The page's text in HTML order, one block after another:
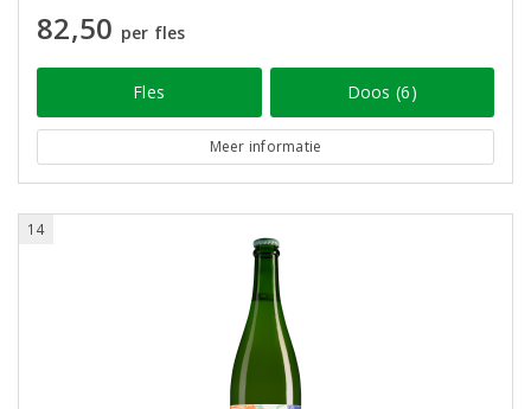
82,50 per fles
Fles Doos (6)
Meer informatie
14